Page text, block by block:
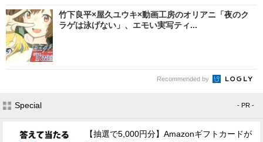
竹下良平×屋久ユウキ×動画工房のオリアニ「夜のク
ラゲは泳げない」、エモい実写ティ...
Recommended by
Special - PR -
【抽選で5,000円分】Amazonギフトカードが